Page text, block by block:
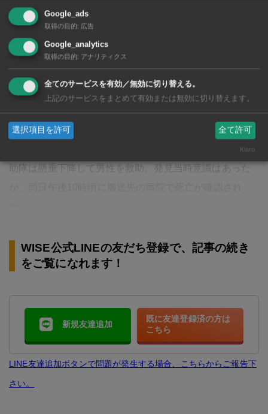
（株）すずき不動産
お客様の入居から退去時まで、敷金・返金も日本
人スタッフがしっかり最後までサポートいたしま
す！
国立公園の職員によると、男性は30m以上の高さから転
落したという。崖下は歩ける道が整備されておらず、救
助隊は懸垂下降して男性を救助。発見当時意識はあった
WISE公式LINEの友だち登録で、記事の続き
をご覧になれます！
新規友達追加
既に友達登録済の方は
こちら
LINE友達追加ボタンで問題が発生する場合、こちらからご報告下
さい。
Google_ads
取得の目的: 広告
Google_analytics
取得の目的: アナリティクス
全てのサービスを有効／無効に切り替える。
上記のサービスをまとめて有効または無効に切り替えます。
選択項目を許可 全て許可
Klaro